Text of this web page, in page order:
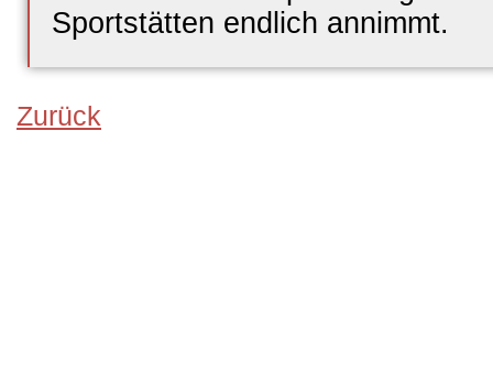
Sportstätten endlich annimmt.
Zurück